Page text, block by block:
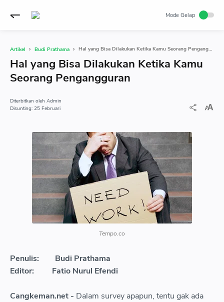
Artikel Budi Prathama Hal yang Bisa Dilakukan Ketika Kamu Seorang Pengangguran
Hal yang Bisa Dilakukan Ketika Kamu
Seorang Pengangguran
Admin
25 Februari
Tempo.co
Penulis:
Budi Prathama
Editor:
Fatio Nurul Efendi
Cangkeman.net - Dalam survey apapun, tentu gak ada